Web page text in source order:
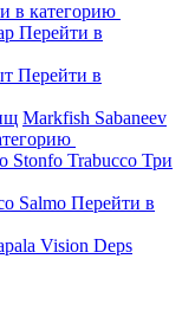
в категорию
Перейти в
Перейти в
Markfish Sabaneev
Stonfo Trabucco Три
Salmo Перейти в
Vision Deps